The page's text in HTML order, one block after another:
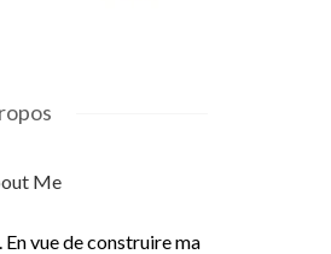
vue de construire ma